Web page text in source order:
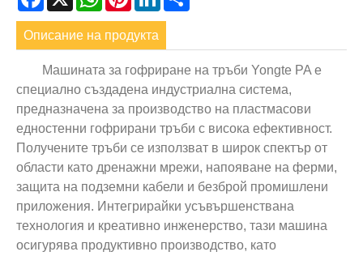
Описание на продукта
Машината за гофриране на тръби Yongte PA е
специално създадена индустриална система,
предназначена за производство на пластмасови
едностенни гофрирани тръби с висока ефективност.
Получените тръби се използват в широк спектър от
области като дренажни мрежи, напояване на ферми,
защита на подземни кабели и безброй промишлени
приложения. Интегрирайки усъвършенствана
технология и креативно инженерство, тази машина
осигурява продуктивно производство, като